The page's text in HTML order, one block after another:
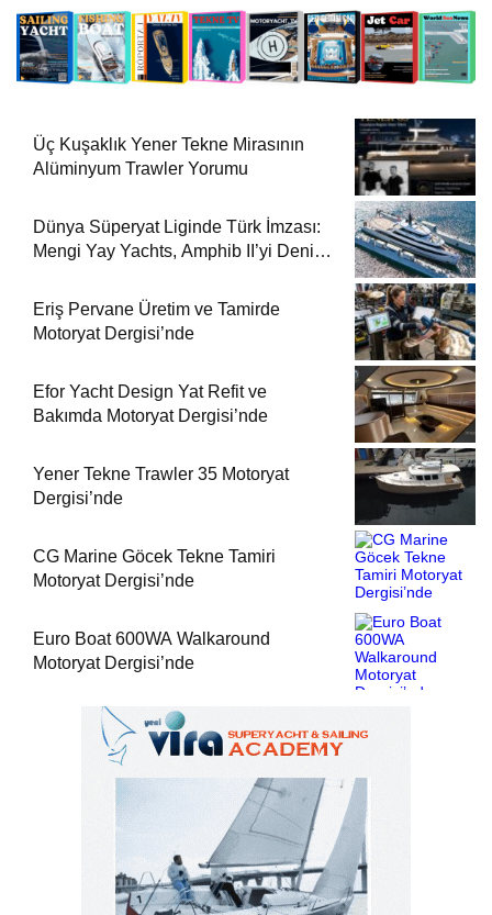
Üç Kuşaklık Yener Tekne Mirasının
Alüminyum Trawler Yorumu
Dünya Süperyat Liginde Türk İmzası:
Mengi Yay Yachts, Amphib II’yi Denize
Eriş Pervane Üretim ve Tamirde
Motoryat Dergisi’nde
Efor Yacht Design Yat Refit ve
Bakımda Motoryat Dergisi’nde
Yener Tekne Trawler 35 Motoryat
Dergisi’nde
CG Marine Göcek Tekne Tamiri
Motoryat Dergisi’nde
Euro Boat 600WA Walkaround
Motoryat Dergisi’nde